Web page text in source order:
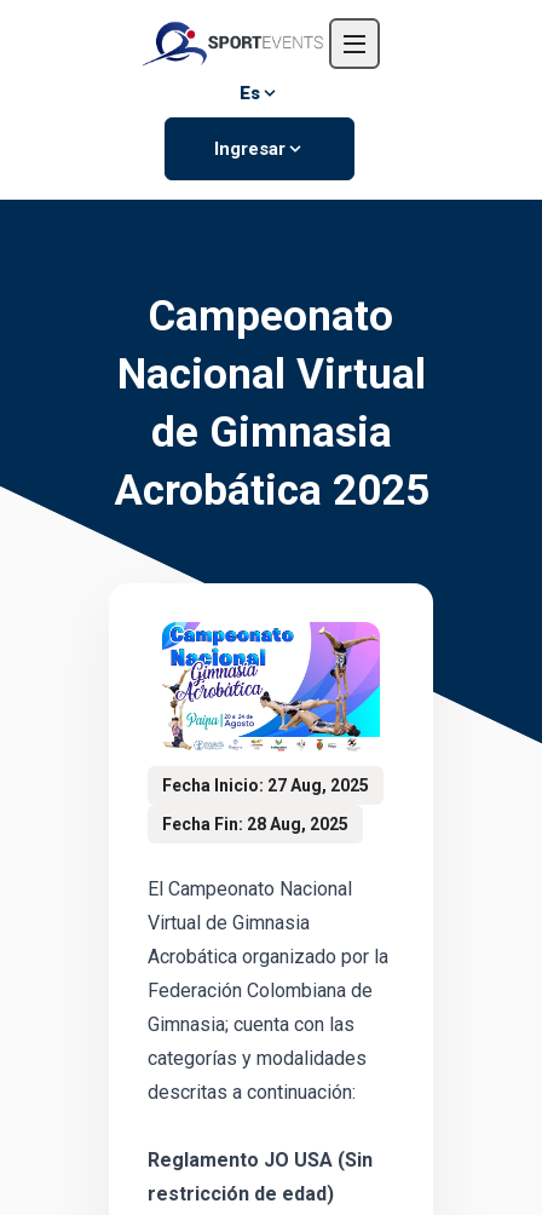
Eventos
Es
Ingresar
Campeonato
Nacional Virtual
de Gimnasia
Acrobática 2025
Fecha Inicio: 27 Aug, 2025
Fecha Fin: 28 Aug, 2025
El Campeonato Nacional
Virtual de Gimnasia
Acrobática organizado por la
Federación Colombiana de
Gimnasia; cuenta con las
categorías y modalidades
descritas a continuación:
Reglamento JO USA (Sin
restricción de edad)